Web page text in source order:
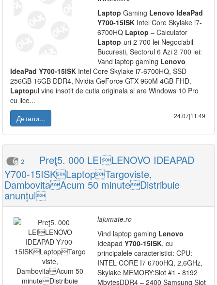
Laptop Gaming Lenovo IdeaPad
Y700-15ISK Intel Core Skylake i7-
6700HQ Laptop – Calculator
Laptop-uri 2 700 lei Negociabil
Bucuresti, Sectorul 6 Azi 2 700 lei:
Vand laptop gaming Lenovo
IdeaPad Y700-15ISK Intel Core Skylake i7-6700HQ, SSD
256GB 16GB DDR4, Nvidia GeForce GTX 960M 4GB FHD.
Laptopul vine insotit de cutia originala si are Windows 10 Pro
cu lice...
Детали...
24.07|11:49
2
Preţ5. 000 LEILENOVO IDEAPAD
Y700-15ISKLaptopTargoviste,
DambovitaAcum 50 minuteDistribuie
anunțul
lajumate.ro
Vind laptop gaming Lenovo
Ideapad Y700-15ISK, cu
principalele caracteristici: CPU:
INTEL CORE I7 6700HQ, 2,6GHz,
Skylake MEMORY:Slot #1 - 8192
MbytesDDR4 – 2400 Samsung Slot